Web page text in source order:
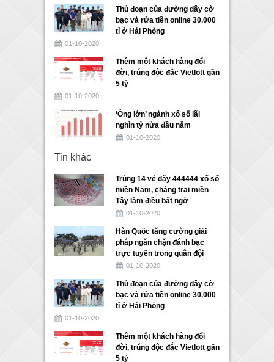
Thủ đoạn của đường dây cờ
bạc và rửa tiền online 30.000
tỉ ở Hải Phòng
01-10-2020
Thêm một khách hàng đổi
đời, trúng độc đắc Vietlott gần
5 tỷ
01-10-2020
‘Ông lớn’ ngành xổ số lãi
nghìn tỷ nửa đầu năm
01-10-2020
Tin khác
Trúng 14 vé dãy 444444 xổ số
miền Nam, chàng trai miền
Tây làm điều bất ngờ
01-10-2020
Hàn Quốc tăng cường giải
pháp ngăn chặn đánh bạc
trực tuyến trong quân đội
01-10-2020
Thủ đoạn của đường dây cờ
bạc và rửa tiền online 30.000
tỉ ở Hải Phòng
01-10-2020
Thêm một khách hàng đổi
đời, trúng độc đắc Vietlott gần
5 tỷ